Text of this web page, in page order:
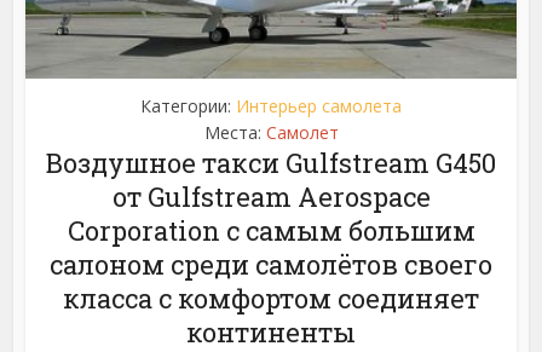
Категории: Интерьер самолета
Места: Самолет
Воздушное такси Gulfstream G450
от Gulfstream Aerospace
Corporation с самым большим
салоном среди самолётов своего
класса с комфортом соединяет
континенты